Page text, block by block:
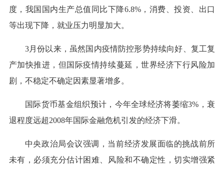
度，我国国内生产总值同比下降6.8%，消费、投资、出口
等出现下降，就业压力明显加大。
3月份以来，虽然国内疫情防控形势持续向好、复工复
产加快推进，但国际疫情持续蔓延，世界经济下行风险加
剧，不稳定不确定因素显著增多。
国际货币基金组织预计，今年全球经济将萎缩3%，衰
退程度远超2008年国际金融危机引发的经济下滑。
中央政治局会议强调，当前经济发展面临的挑战前所
未有，必须充分估计困难、风险和不确定性，切实增强紧